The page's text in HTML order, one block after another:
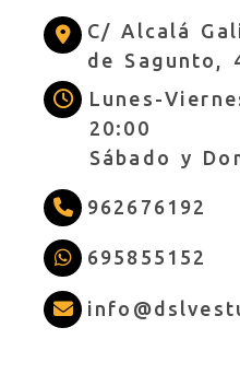
C/ Alcalá
de Sagunto,
Lunes-
20:00
Sábado y
962676192
695855152
info